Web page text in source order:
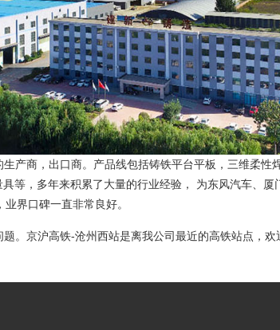
产商，出口商。产品线包括铸铁平台平板，三维柔
等，多年来积累了大量的行业经验， 为东风汽车、
界口碑一直非常良好。
。京沪高铁-沧州西站是离我公司最近的高铁站点，欢